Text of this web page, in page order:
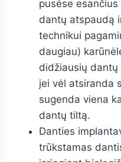
pusėse
dantų atspaudą
technikui
daugiau)
didžiausių
jei vėl atsiranda
sugenda viena
dantų tiltą.
Danties
trūkstamas